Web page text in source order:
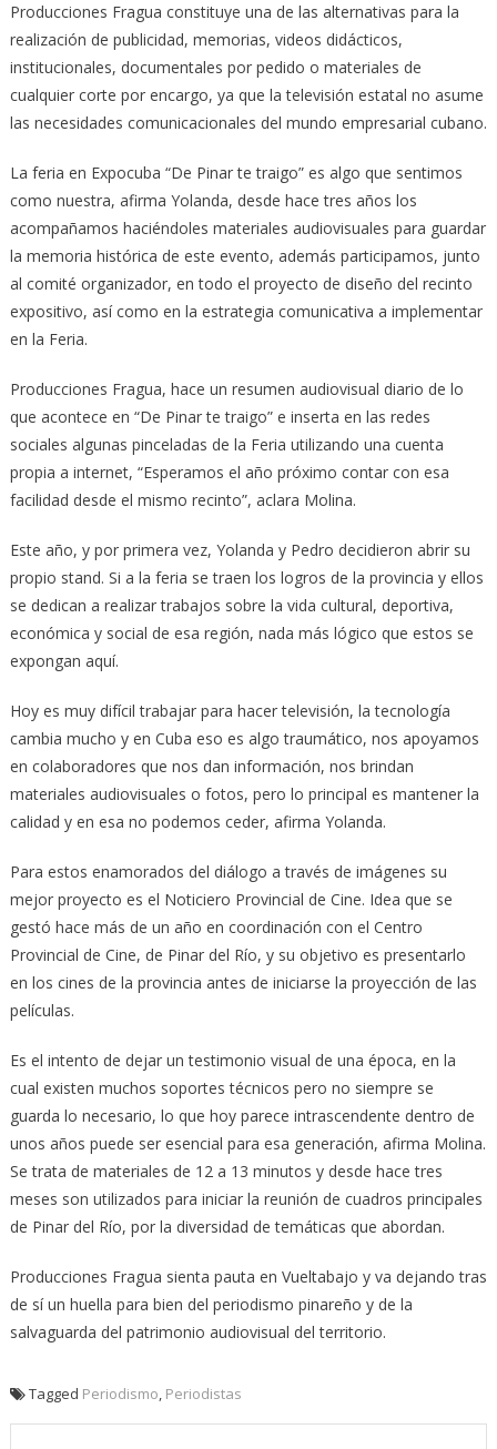
Producciones Fragua constituye una de las alternativas para la
realización de publicidad, memorias, videos didácticos,
institucionales, documentales por pedido o materiales de
cualquier corte por encargo, ya que la televisión estatal no asume
las necesidades comunicacionales del mundo empresarial cubano.
La feria en Expocuba “De Pinar te traigo” es algo que sentimos
como nuestra, afirma Yolanda, desde hace tres años los
acompañamos haciéndoles materiales audiovisuales para guardar
la memoria histórica de este evento, además participamos, junto
al comité organizador, en todo el proyecto de diseño del recinto
expositivo, así como en la estrategia comunicativa a implementar
en la Feria.
Producciones Fragua, hace un resumen audiovisual diario de lo
que acontece en “De Pinar te traigo” e inserta en las redes
sociales algunas pinceladas de la Feria utilizando una cuenta
propia a internet, “Esperamos el año próximo contar con esa
facilidad desde el mismo recinto”, aclara Molina.
Este año, y por primera vez, Yolanda y Pedro decidieron abrir su
propio stand. Si a la feria se traen los logros de la provincia y ellos
se dedican a realizar trabajos sobre la vida cultural, deportiva,
económica y social de esa región, nada más lógico que estos se
expongan aquí.
Hoy es muy difícil trabajar para hacer televisión, la tecnología
cambia mucho y en Cuba eso es algo traumático, nos apoyamos
en colaboradores que nos dan información, nos brindan
materiales audiovisuales o fotos, pero lo principal es mantener la
calidad y en esa no podemos ceder, afirma Yolanda.
Para estos enamorados del diálogo a través de imágenes su
mejor proyecto es el Noticiero Provincial de Cine. Idea que se
gestó hace más de un año en coordinación con el Centro
Provincial de Cine, de Pinar del Río, y su objetivo es presentarlo
en los cines de la provincia antes de iniciarse la proyección de las
películas.
Es el intento de dejar un testimonio visual de una época, en la
cual existen muchos soportes técnicos pero no siempre se
guarda lo necesario, lo que hoy parece intrascendente dentro de
unos años puede ser esencial para esa generación, afirma Molina.
Se trata de materiales de 12 a 13 minutos y desde hace tres
meses son utilizados para iniciar la reunión de cuadros principales
de Pinar del Río, por la diversidad de temáticas que abordan.
Producciones Fragua sienta pauta en Vueltabajo y va dejando tras
de sí un huella para bien del periodismo pinareño y de la
salvaguarda del patrimonio audiovisual del territorio.
Tagged Periodismo, Periodistas